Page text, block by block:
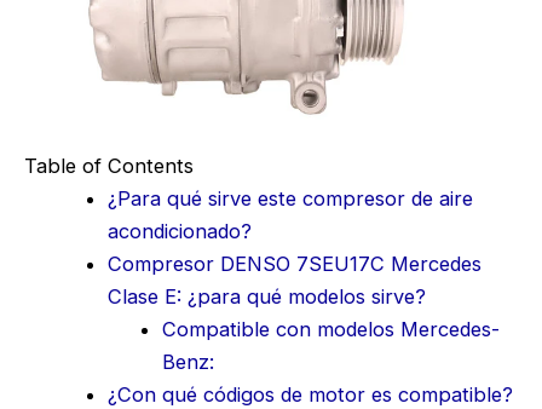
Table of Contents
¿Para qué sirve este compresor de aire
acondicionado?
Compresor DENSO 7SEU17C Mercedes
Clase E: ¿para qué modelos sirve?
Compatible con modelos Mercedes-
Benz:
¿Con qué códigos de motor es compatible?